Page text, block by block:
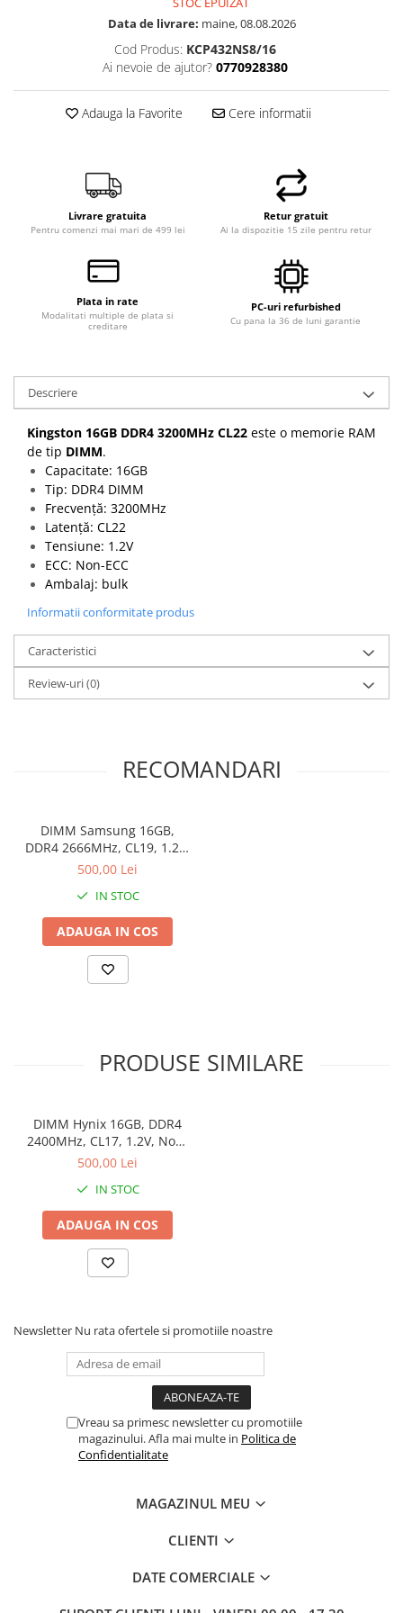
Data de livrare: maine, 08.08.2026
Cod Produs: KCP432NS8/16
Ai nevoie de ajutor? 0770928380
Adauga la Favorite Cere informatii
Livrare gratuita
Pentru comenzi mai mari de 499 lei
Retur gratuit
Ai la dispozitie 15 zile pentru retur
Plata in rate
Modalitati multiple de plata si
creditare
PC-uri refurbished
Cu pana la 36 de luni garantie
Descriere
Kingston 16GB DDR4 3200MHz CL22 este o memorie RAM
de tip DIMM.
Capacitate: 16GB
Tip: DDR4 DIMM
Frecvență: 3200MHz
Latență: CL22
Tensiune: 1.2V
ECC: Non-ECC
Ambalaj: bulk
Informatii conformitate produs
Caracteristici
Review-uri(0)
RECOMANDARI
DIMM Samsung 16GB,
DDR4 2666MHz, CL19, 1.2V,
Non-ECC, bulk
500,00 Lei
IN STOC
ADAUGA IN COS
PRODUSE SIMILARE
DIMM Hynix 16GB, DDR4
2400MHz, CL17, 1.2V, Non-
ECC, 2Rx8, bulk
500,00 Lei
IN STOC
ADAUGA IN COS
Newsletter Nu rata ofertele si promotiile noastre
Vreau sa primesc newsletter cu promotiile
magazinului. Afla mai multe in Politica de
Confidentialitate
MAGAZINUL MEU
CLIENTI
DATE COMERCIALE